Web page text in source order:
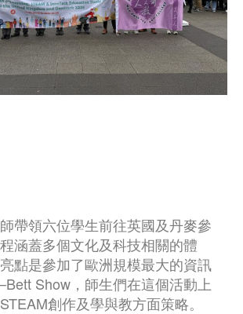
帶領六位學生前往英國及丹麥參
涵蓋多個文化及科技相關的體
點是參加了歐洲規模最大的資訊
Show，師生們在這個活動上
創作及學與教方面策略。